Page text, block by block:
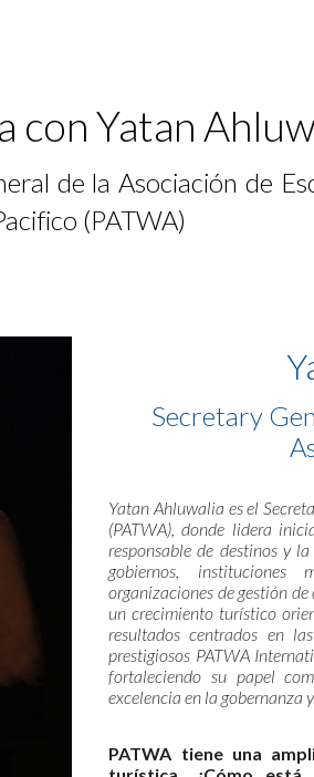
con Yatan
de la Asociación de
(PATWA)
Secretary
Yatan Ahluwalia es el
(PATWA), donde lidera
responsable de destinos y
gobiernos, instituciones
organizaciones de gestión
un crecimiento turístico
resultados centrados en
prestigiosos PATWA
fortaleciendo su papel
excelencia en la gobernanza
PATWA tiene una